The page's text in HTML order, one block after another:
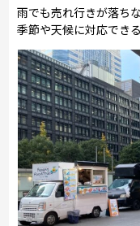
雨でも売れ行きが落ち
季節や天候に対応でき